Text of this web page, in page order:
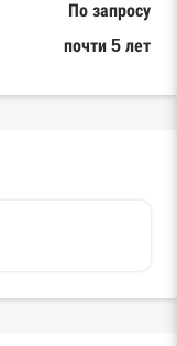
По запросу
почти 5 лет